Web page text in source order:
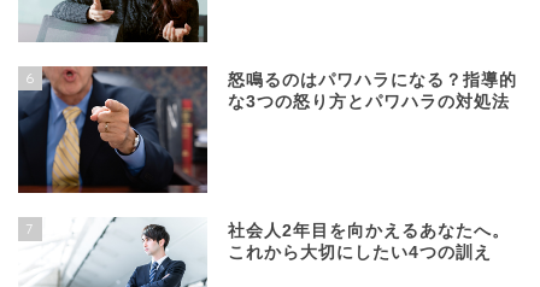
6
怒鳴るのはパワハラになる？指導的
な3つの怒り方とパワハラの対処法
7
社会人2年目を向かえるあなたへ。
これから大切にしたい4つの訓え